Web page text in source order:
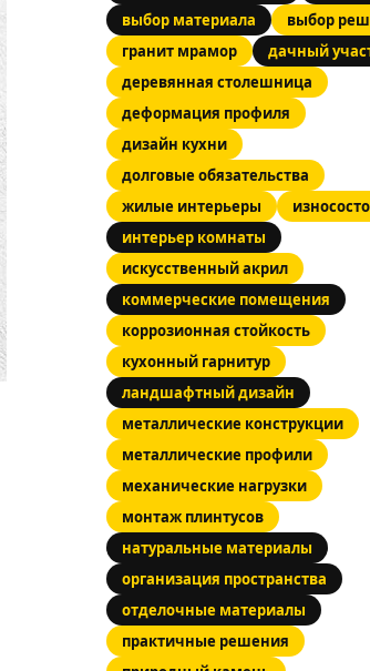
выбор материала
выбор
гранит мрамор
дачный
деревянная столешница
деформация профиля
дизайн кухни
долговые обязательства
жилые интерьеры
интерьер комнаты
искусственный акрил
коммерческие помещения
коррозионная стойкость
кухонный гарнитур
ландшафтный дизайн
металлические конструкции
металлические профили
механические нагрузки
монтаж плинтусов
натуральные материалы
организация пространства
отделочные материалы
практичные решения